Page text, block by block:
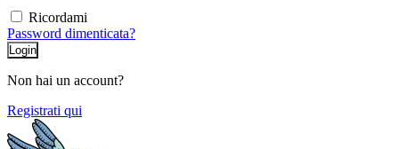
Ricordami
Password dimenticata?
Non hai un account?
Registrati qui